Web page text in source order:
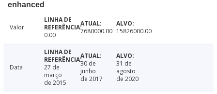
enhanced
Valor
0.00
7680000.00 15826000.00
Data
27 de
março
de 2015
30 de
junho
de 2017
31 de
agosto
de 2020